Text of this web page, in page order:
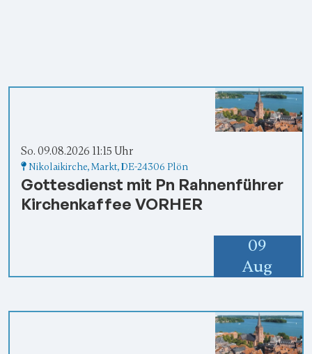
Gottesdienste,
Veranstaltungen
So. 09.08.2026 11:15 Uhr
Nikolaikirche, Markt,DE-24306 Plön
Gottesdienst mit Pn Rahnenführer
Kirchenkaffee VORHER
09
Aug